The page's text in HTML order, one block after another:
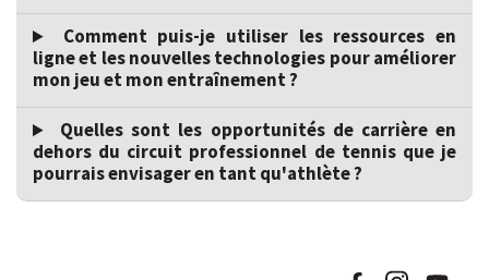
Comment puis-je utiliser les ressources en
ligne et les nouvelles technologies pour améliorer
mon jeu et mon entraînement ?
Quelles sont les opportunités de carrière en
dehors du circuit professionnel de tennis que je
pourrais envisager en tant qu'athlète ?